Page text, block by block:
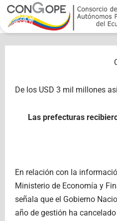
contenido
De los USD 3 mil millones
Las prefecturas
En relación con la
Ministerio de Economía y
señala que el Gobierno
año de gestión ha